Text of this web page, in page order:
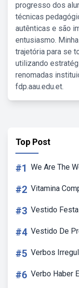
progresso dos
técnicas
autênticas e são
entusiasmo.
trajetória para se
utilizando
renomadas
fdp.aau.edu.et.
Top Post
#1 We Are The
#2 Vitamina
#3 Vestido
#4 Vestido De
#5 Verbos
#6 Verbo Haber